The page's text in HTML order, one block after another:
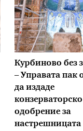
Курбиново без
– Управата пак
да издаде
конзерваторско
одобрение за
настрешницата